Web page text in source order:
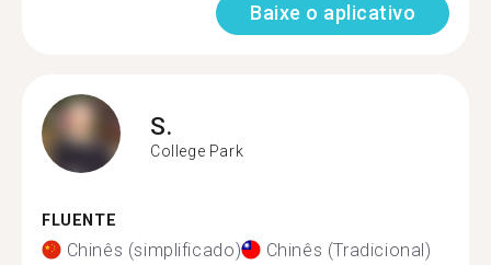
Baixe o aplicativo
S.
College Park
FLUENTE
Chinês (simplificado) Chinês (Tradicional)